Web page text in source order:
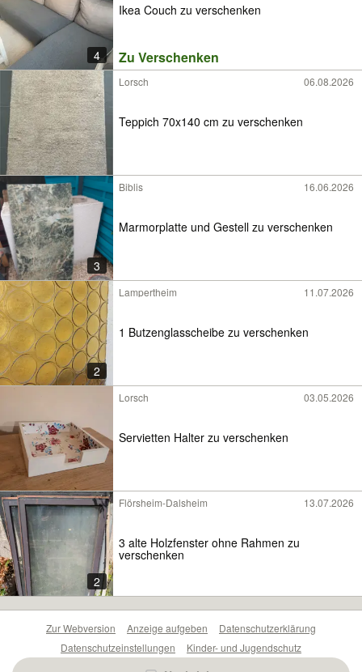
4
Ikea Couch zu verschenken
Zu Verschenken
Lorsch 06.08.2026
Teppich 70x140 cm zu verschenken
3
Biblis 16.06.2026
Marmorplatte und Gestell zu verschenken
2
Lampertheim 11.07.2026
1 Butzenglasscheibe zu verschenken
Lorsch 03.05.2026
Servietten Halter zu verschenken
2
Flörsheim-Dalsheim 13.07.2026
3 alte Holzfenster ohne Rahmen zu
verschenken
Zur Webversion Anzeige aufgeben
Datenschutzerklärung
Datenschutzeinstellungen
Kinder- und Jugendschutz
Barrierefreiheitserklärung